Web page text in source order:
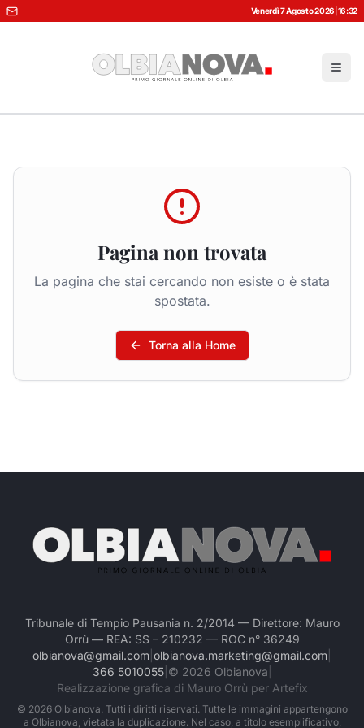
Venerdì 7 Agosto 2026 16:32
Pagina non trovata
La pagina che stai cercando non esiste o è stata
spostata.
Torna alla Home
Tribunale di Tempio Pausania n. 2/2014 — Direttore: Mauro
Orrù — REA: SS – 210232 — ROC n° 36249
olbianova@gmail.com olbianova.marketing@gmail.com
366 5010055| © 2026 Olbianova
Realizzazione grafica di Mauro Orrù per Artefix
© 2026Olbianova. Tutti i diritti riservati. Tutte le immagini appartengono
a Olbianova, vietata la duplicazione. Nel caso, a titolo esemplificativo,